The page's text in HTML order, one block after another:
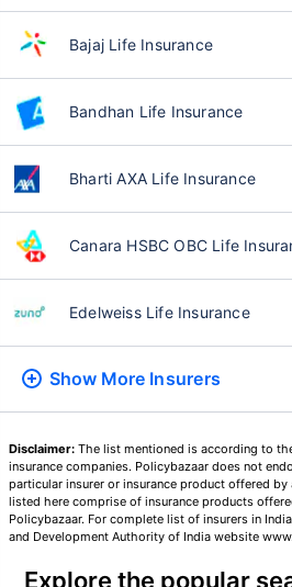
Bajaj Life Insurance
Bandhan Life Insurance
Bharti AXA Life Insurance
Canara HSBC OBC Life
Edelweiss Life Insurance
Show More Insurers
Disclaimer: The list mentioned is according to
insurance companies. Policybazaar does not
particular insurer or insurance product offered
listed here comprise of insurance products
Policybazaar. For complete list of insurers in
and Development Authority of India website
Explore the popular
वय टर्म विमा
परिणाम करते
24 वर्षे
₹ 434/महिना*
44 वर्षे
₹ 1,376/महिना*
तुमच्या कुटुंबाची सुरक्षा फक्त